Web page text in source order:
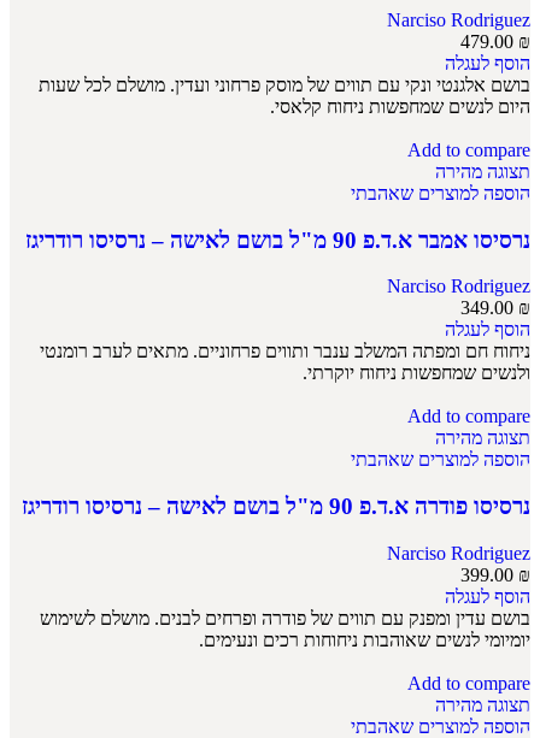
Narciso Rodriguez
479.00 ₪
הוסף לעגלה
בושם אלגנטי ונקי עם תווים של מוסק פרחוני ועדין. מושלם לכל שעות
היום לנשים שמחפשות ניחוח קלאסי.
Add to compare
תצוגה מהירה
הוספה למוצרים שאהבתי
נרסיסו אמבר א.ד.פ 90 מ"ל בושם לאישה – נרסיסו רודריגז
Narciso Rodriguez
349.00 ₪
הוסף לעגלה
ניחוח חם ומפתה המשלב ענבר ותווים פרחוניים. מתאים לערב רומנטי
ולנשים שמחפשות ניחוח יוקרתי.
Add to compare
תצוגה מהירה
הוספה למוצרים שאהבתי
נרסיסו פודרה א.ד.פ 90 מ"ל בושם לאישה – נרסיסו רודריגז
Narciso Rodriguez
399.00 ₪
הוסף לעגלה
בושם עדין ומפנק עם תווים של פודרה ופרחים לבנים. מושלם לשימוש
יומיומי לנשים שאוהבות ניחוחות רכים ונעימים.
Add to compare
תצוגה מהירה
הוספה למוצרים שאהבתי